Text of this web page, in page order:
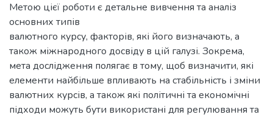
Метою цієї роботи є детальне вивчення та аналіз
основних типів
валютного курсу, факторів, які його визначають, а
також міжнародного досвіду в цій галузі. Зокрема,
мета дослідження полягає в тому, щоб визначити, які
елементи найбільше впливають на стабільність і зміни
валютних курсів, а також які політичні та економічні
підходи можуть бути використані для регулювання та